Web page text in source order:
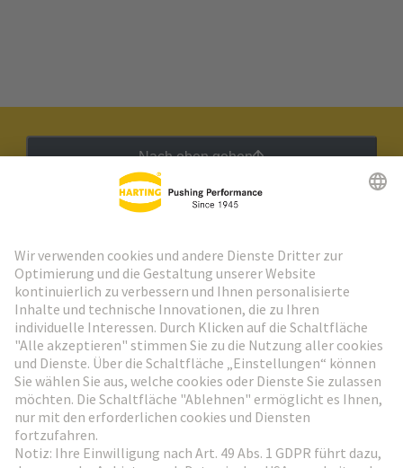
Nach oben gehen
Weiter zur Anmeldung
Social Media